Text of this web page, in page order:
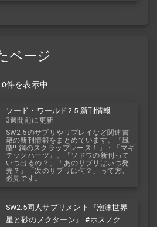
ページ
件を表示中
ソード・ワールド2.5 新刊情報
3週間前に更新
SW2.5のサプリやリプレイなど関連書
籍の新刊情報をまとめています。『風
塵!! 鋼のスクラップレース！』・『マギ
テックハーツ』。「ソドワの新刊って
いつ出るの？」「あのサプリはいつ発
売？」「次のサプリは何？」って方、
必見です。
SW2.5同人サプリメント『泡沫世界
星と砂のノクターン』 #ホスノク